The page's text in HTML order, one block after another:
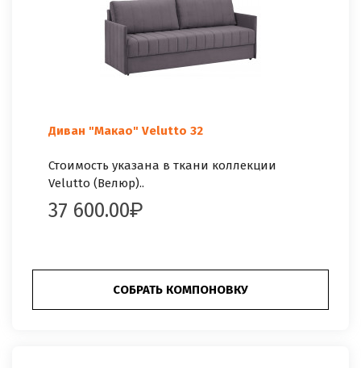
Диван "Макао" Velutto 32
Стоимость указана в ткани коллекции
Velutto (Велюр)..
37 600.00
СОБРАТЬ КОМПОНОВКУ